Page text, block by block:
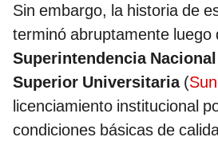
Sin embargo, la historia de
terminó abruptamente luego
Superintendencia
Superior Universitaria(
licenciamiento institucional
condiciones básicas de